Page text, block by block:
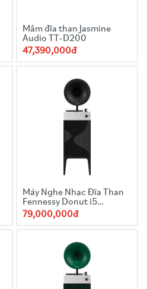
Mâm đĩa than Jasmine
Audio TT-D200
47,390,000đ
Máy Nghe Nhạc Đĩa Than
Fennessy Donut i5
Quicksand 2025 Black
79,000,000đ